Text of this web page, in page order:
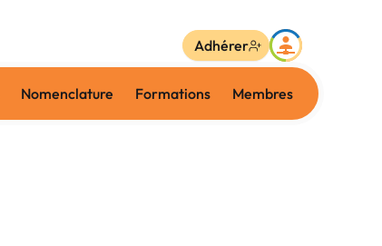
Nomenclature Formations Membres
Adhérer